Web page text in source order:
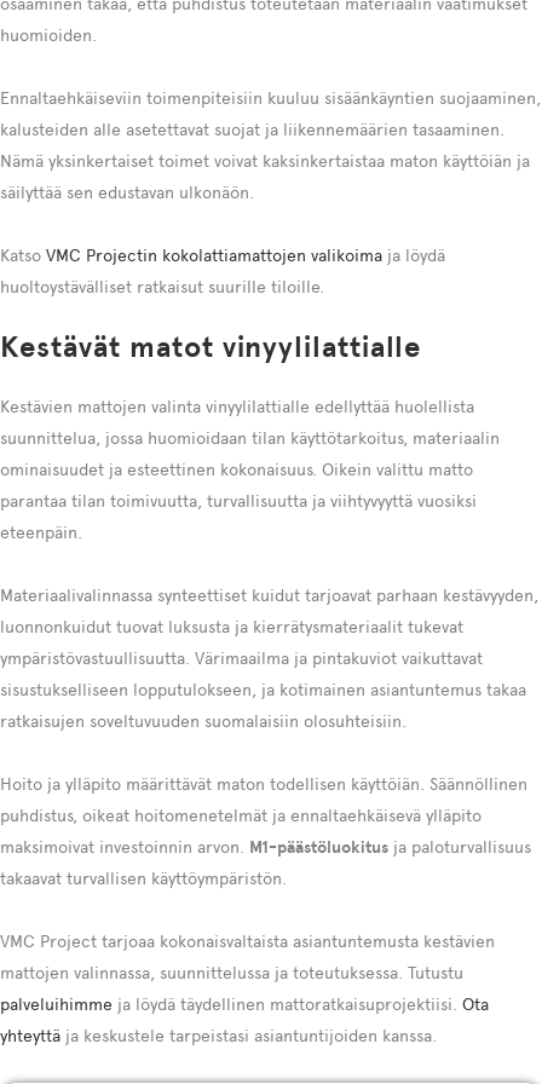
huomioiden.
Ennaltaehkäiseviin toimenpiteisiin kuuluu sisäänkäyntien suojaaminen,
kalusteiden alle asetettavat suojat ja liikennemäärien tasaaminen.
Nämä yksinkertaiset toimet voivat kaksinkertaistaa maton käyttöiän ja
säilyttää sen edustavan ulkonäön.
Katso VMC Projectin kokolattiamattojen valikoima ja löydä
huoltoystävälliset ratkaisut suurille tiloille.
Kestävät matot vinyylilattialle
Kestävien mattojen valinta vinyylilattialle edellyttää huolellista
suunnittelua, jossa huomioidaan tilan käyttötarkoitus, materiaalin
ominaisuudet ja esteettinen kokonaisuus. Oikein valittu matto
parantaa tilan toimivuutta, turvallisuutta ja viihtyvyyttä vuosiksi
eteenpäin.
Materiaalivalinnassa synteettiset kuidut tarjoavat parhaan kestävyyden,
luonnonkuidut tuovat luksusta ja kierrätysmateriaalit tukevat
ympäristövastuullisuutta. Värimaailma ja pintakuviot vaikuttavat
sisustukselliseen lopputulokseen, ja kotimainen asiantuntemus takaa
ratkaisujen soveltuvuuden suomalaisiin olosuhteisiin.
Hoito ja ylläpito määrittävät maton todellisen käyttöiän. Säännöllinen
puhdistus, oikeat hoitomenetelmät ja ennaltaehkäisevä ylläpito
maksimoivat investoinnin arvon. M1-päästöluokitus ja paloturvallisuus
takaavat turvallisen käyttöympäristön.
VMC Project tarjoaa kokonaisvaltaista asiantuntemusta kestävien
mattojen valinnassa, suunnittelussa ja toteutuksessa. Tutustu
palveluihimme ja löydä täydellinen mattoratkaisuprojektiisi. Ota
yhteyttä ja keskustele tarpeistasi asiantuntijoiden kanssa.